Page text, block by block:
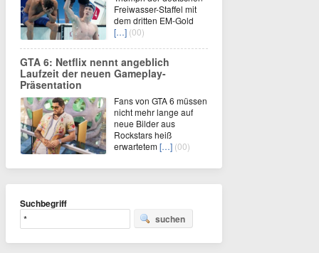
Freiwasser-Staffel mit
dem dritten EM-Gold
[…] (00)
GTA 6: Netflix nennt angeblich
Laufzeit der neuen Gameplay-
Präsentation
Fans von GTA 6 müssen
nicht mehr lange auf
neue Bilder aus
Rockstars heiß
erwartetem[…] (00)
Suchbegriff
suchen